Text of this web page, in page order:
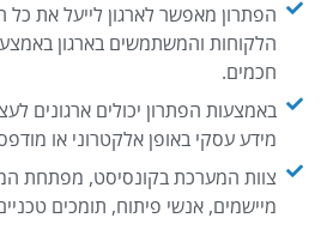
הפתרון מאפשר לארגון לייעל את
הלקוחות והמשתמשים בארגון
חכמים.
באמצעות הפתרון יכולים ארגונים
מידע עסקי באופן אלקטרוני או
צוות המערכת בקונסיסט, מפתחת
מיישמים, אנשי פיתוח, תומכים